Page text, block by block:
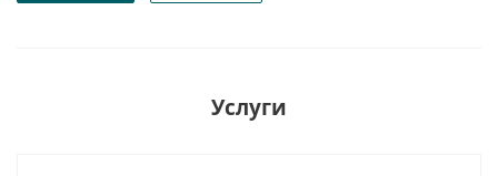
Услуги